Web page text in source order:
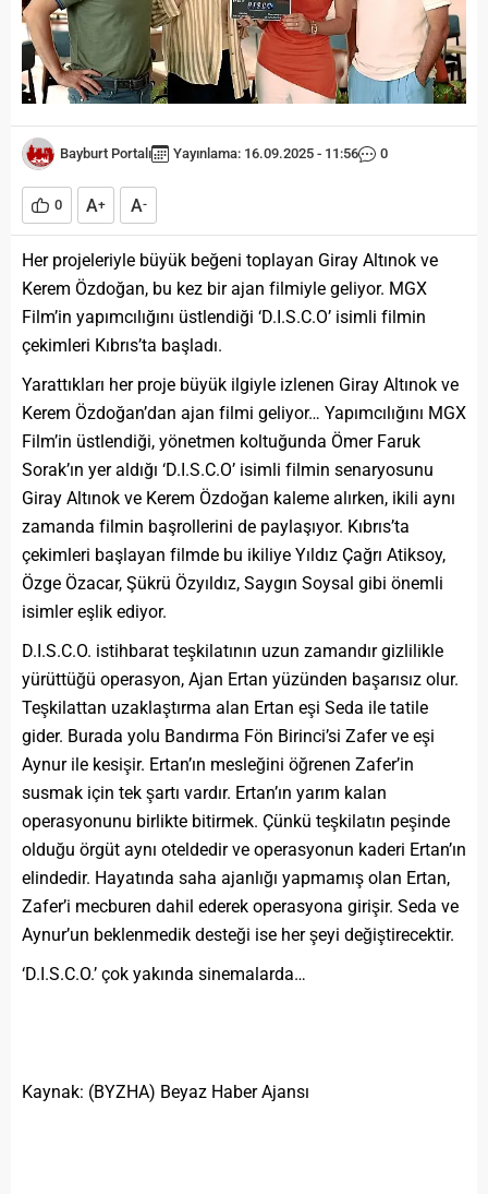
Bayburt Portalı Yayınlama: 16.09.2025 - 11:56 0
0 A+ A-
Her projeleriyle büyük beğeni toplayan Giray Altınok ve
Kerem Özdoğan, bu kez bir ajan filmiyle geliyor. MGX
Film’in yapımcılığını üstlendiği ‘D.I.S.C.O’ isimli filmin
çekimleri Kıbrıs’ta başladı.
Yarattıkları her proje büyük ilgiyle izlenen Giray Altınok ve
Kerem Özdoğan’dan ajan filmi geliyor… Yapımcılığını MGX
Film’in üstlendiği, yönetmen koltuğunda Ömer Faruk
Sorak’ın yer aldığı ‘D.I.S.C.O’ isimli filmin senaryosunu
Giray Altınok ve Kerem Özdoğan kaleme alırken, ikili aynı
zamanda filmin başrollerini de paylaşıyor. Kıbrıs’ta
çekimleri başlayan filmde bu ikiliye Yıldız Çağrı Atiksoy,
Özge Özacar, Şükrü Özyıldız, Saygın Soysal gibi önemli
isimler eşlik ediyor.
D.I.S.C.O. istihbarat teşkilatının uzun zamandır gizlilikle
yürüttüğü operasyon, Ajan Ertan yüzünden başarısız olur.
Teşkilattan uzaklaştırma alan Ertan eşi Seda ile tatile
gider. Burada yolu Bandırma Fön Birinci’si Zafer ve eşi
Aynur ile kesişir. Ertan’ın mesleğini öğrenen Zafer’in
susmak için tek şartı vardır. Ertan’ın yarım kalan
operasyonunu birlikte bitirmek. Çünkü teşkilatın peşinde
olduğu örgüt aynı oteldedir ve operasyonun kaderi Ertan’ın
elindedir. Hayatında saha ajanlığı yapmamış olan Ertan,
Zafer’i mecburen dahil ederek operasyona girişir. Seda ve
Aynur’un beklenmedik desteği ise her şeyi değiştirecektir.
‘D.I.S.C.O.’ çok yakında sinemalarda…
Kaynak: (BYZHA) Beyaz Haber Ajansı